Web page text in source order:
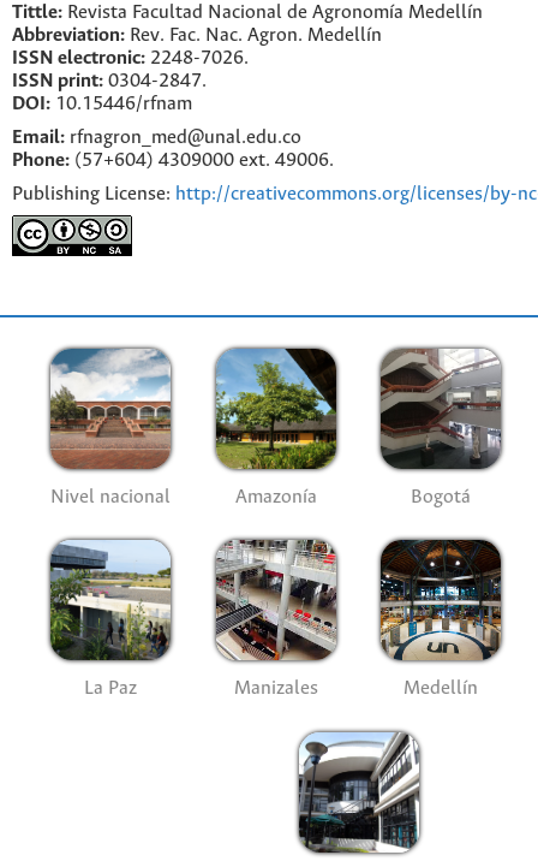
Tittle: Revista Facultad Nacional de Agronomía Medellín
Abbreviation: Rev. Fac. Nac. Agron. Medellín
ISSN electronic: 2248-7026.
ISSN print: 0304-2847.
DOI: 10.15446/rfnam
Email: rfnagron_med@unal.edu.co
Phone: (57+604) 4309000 ext. 49006.
Publishing License: http://creativecommons.org/licenses/by-
Nivel nacional Amazonía Bogotá
La Paz Manizales Medellín